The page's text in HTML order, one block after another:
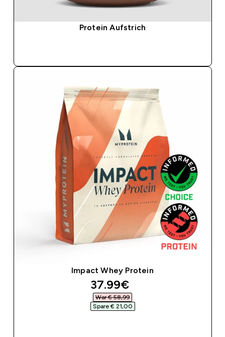
Protein Aufstrich
Impact Whey Protein
discounted price
37.99€‎
War € 58,99‎
Spare € 21,00‎